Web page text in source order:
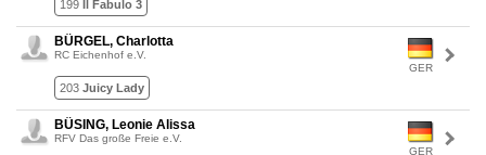
199 Il Fabulo 3
GER
BÜRGEL, Charlotta
RC Eichenhof e.V.
203 Juicy Lady
GER
BÜSING, Leonie Alissa
RFV Das große Freie e.V.